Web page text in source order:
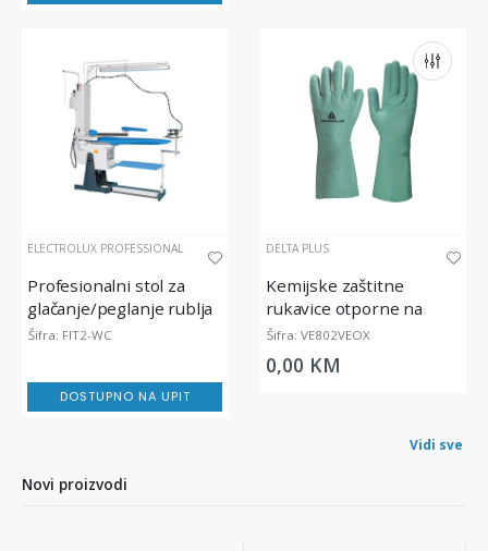
ELECTROLUX PROFESSIONAL
Profesionalni stol za
glačanje/peglanje rublja
Šifra: FIT2-WC
DOSTUPNO NA UPIT
DELTA PLUS
Kemijske zaštitne
rukavice otporne na
pesticide i viruse, VE802
Šifra: VE802VEOX
0,00 KM
Vidi sve
Novi proizvodi